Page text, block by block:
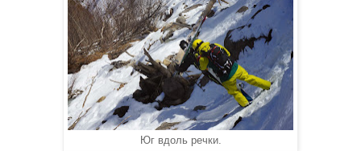
Юг вдоль речки.